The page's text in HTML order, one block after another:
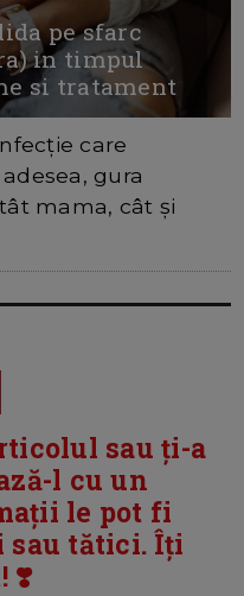
pe sfarc
in timpul
si tratament
care
gura
mama, cât și
sau ți-a
l cu un
le pot fi
sau tătici. Îți
❣️